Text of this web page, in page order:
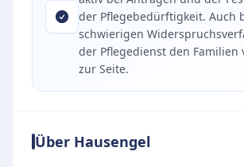
der Pflegebedürftigkeit. Auch
schwierigen
der Pflegedienst den Familien
zur Seite.
Über Hausengel